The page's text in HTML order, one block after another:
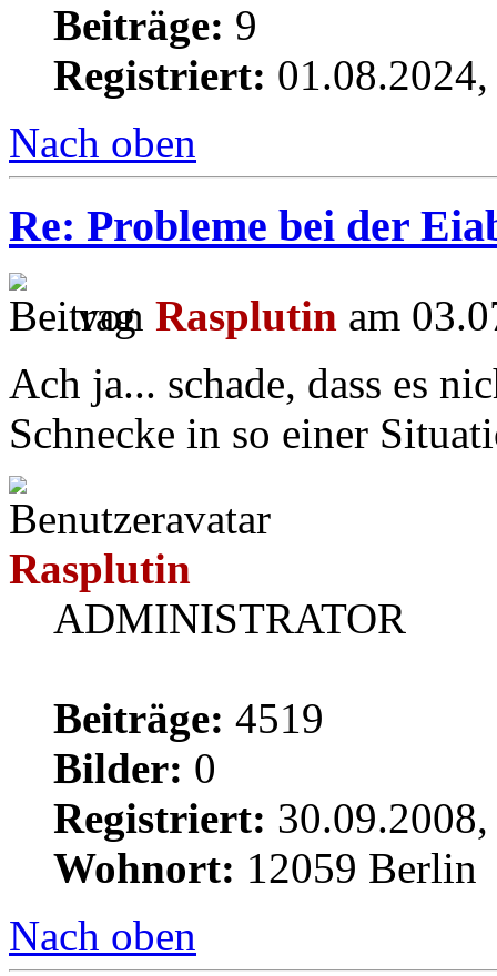
Beiträge: 9
Registriert:
Nach oben
Re: Probleme bei der
von Rasplutin am
Ach ja... schade, dass es
Schnecke in so einer
Rasplutin
ADMINISTRATOR
Beiträge: 4519
Bilder: 0
Registriert:
Wohnort: 12059 Berlin
Nach oben